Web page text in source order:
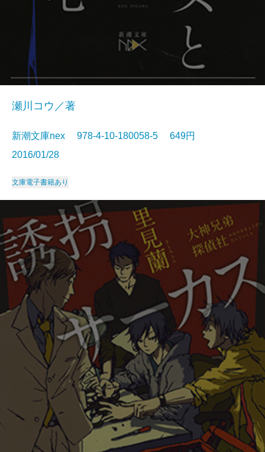
瀬川コウ／著
新潮文庫nex 978-4-10-180058-5 649円
2016/01/28
文庫電子書籍あり